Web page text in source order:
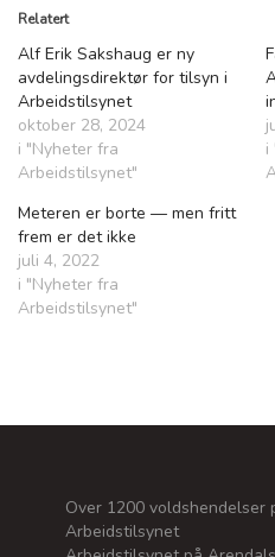
Relatert
Alf Erik Sakshaug er ny
avdelingsdirektør for tilsyn i
Arbeidstilsynet
oktober 28, 2024
i "Nyheter fra
Arbeidstilsynet"
i
Meteren er borte — men fritt
frem er det ikke
juli 4, 2022
i "Nyheter fra
Arbeidstilsynet"
Over 1200 voldshendelser
Arbeidstilsynet